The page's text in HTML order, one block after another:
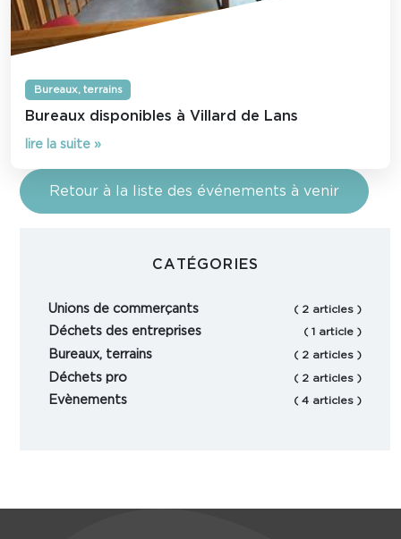
Bureaux, terrains
Bureaux disponibles à Villard de Lans
lire la suite »
Retour à la liste des événements à venir
CATÉGORIES
Unions de commerçants ( 2 articles )
Déchets des entreprises ( 1 article )
Bureaux, terrains ( 2 articles )
Déchets pro ( 2 articles )
Evènements ( 4 articles )